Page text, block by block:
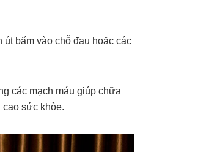
út bấm vào chỗ đau hoặc các
các mạch máu giúp chữa
cao sức khỏe.